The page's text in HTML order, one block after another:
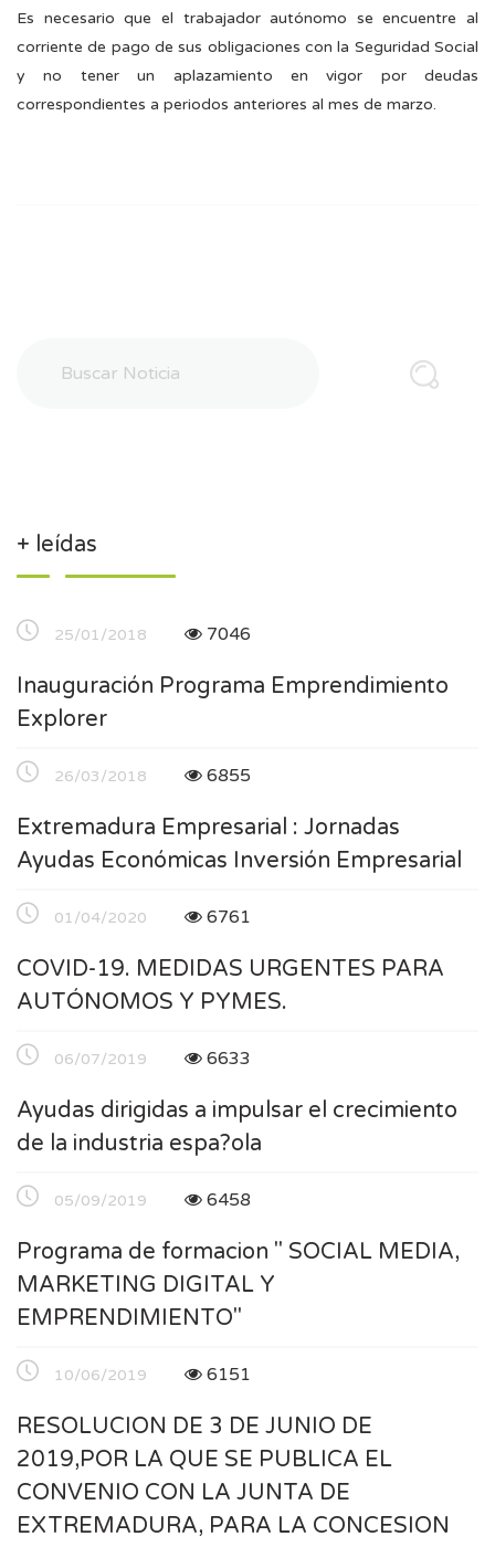
Es necesario que el trabajador autónomo se encuentre al
corriente de pago de sus obligaciones con la Seguridad Social
y no tener un aplazamiento en vigor por deudas
correspondientes a periodos anteriores al mes de marzo.
+ leídas
25/01/2018 7046
Inauguración Programa Emprendimiento
Explorer
26/03/2018 6855
Extremadura Empresarial : Jornadas
Ayudas Económicas Inversión Empresarial
01/04/2020 6761
COVID-19. MEDIDAS URGENTES PARA
AUTÓNOMOS Y PYMES.
06/07/2019 6633
Ayudas dirigidas a impulsar el crecimiento
de la industria espa?ola
05/09/2019 6458
Programa de formacion " SOCIAL MEDIA,
MARKETING DIGITAL Y
EMPRENDIMIENTO"
10/06/2019 6151
RESOLUCION DE 3 DE JUNIO DE
2019,POR LA QUE SE PUBLICA EL
CONVENIO CON LA JUNTA DE
EXTREMADURA, PARA LA CONCESION